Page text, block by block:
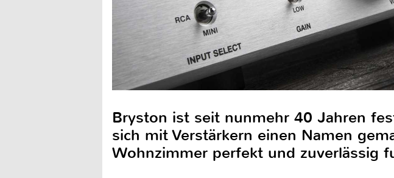
Bryston ist seit nunmehr 40 Jahren
sich mit Verstärkern einen Namen
Wohnzimmer perfekt und zuverlässig